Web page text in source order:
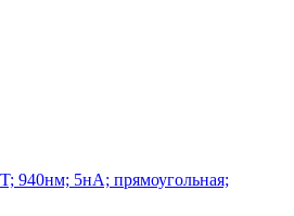
940нм; 5нА; прямоугольная;